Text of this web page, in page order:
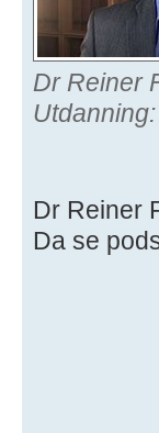
Dr Reiner
Dr Reiner
Da se